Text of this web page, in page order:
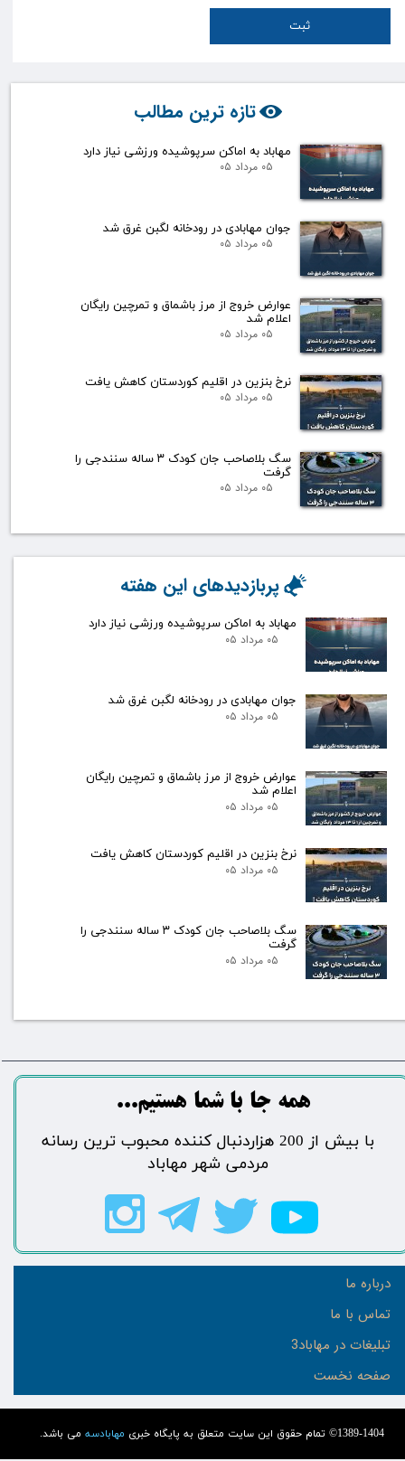
تازه ترین مطالب
مهاباد به اماکن سرپوشیده ورزشی نیاز دارد
۰۵ مرداد ۰۵
جوان مهابادی در رودخانه لگبن غرق شد
۰۵ مرداد ۰۵
عوارض خروج از مرز باشماق و تمرچین رایگان
اعلام شد
۰۵ مرداد ۰۵
نرخ بنزین در اقلیم کوردستان کاهش یافت
۰۵ مرداد ۰۵
سگ بلاصاحب جان کودک ۳ ساله سنندجی را
گرفت
۰۵ مرداد ۰۵
مهاباد به اماکن سرپوشیده ورزشی نیاز دارد
۰۵ مرداد ۰۵
جوان مهابادی در رودخانه لگبن غرق شد
۰۵ مرداد ۰۵
عوارض خروج از مرز باشماق و تمرچین رایگان
اعلام شد
۰۵ مرداد ۰۵
نرخ بنزین در اقلیم کوردستان کاهش یافت
۰۵ مرداد ۰۵
سگ بلاصاحب جان کودک ۳ ساله سنندجی را
گرفت
۰۵ مرداد ۰۵
پربازدیدهای این هفته
ثبت
1389-1404© تمام حقوق این سایت متعلق به پایگاه خبری مهابادسه می باشد.
درباره ما
تماس با ما
تبلیغات در مهاباد3
صفحه نخست
​​​همه جا با شما هستیم...​​​​​​​​​​​​​​
​با بیش از 200 هزاردنبال کننده محبوب ترین رسانه
مردمی شهر مهاباد​​​​​​​​​​​​​​